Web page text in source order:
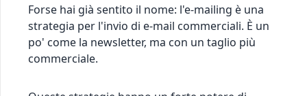
Forse hai già sentito il nome: l'e-mailing è una
strategia per l'invio di e-mail commerciali. È un
po' come la newsletter, ma con un taglio più
commerciale.